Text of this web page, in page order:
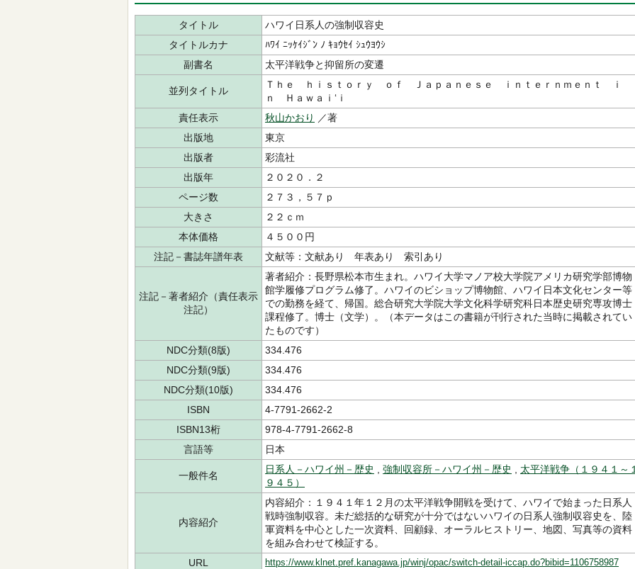
タイトル
ハワイ日系人の強制収容史
タイトルカナ
ﾊﾜｲ ﾆｯｹｲｼﾞﾝ ﾉ ｷｮｳｾｲ ｼｭｳﾖｳｼ
副書名
太平洋戦争と抑留所の変遷
並列タイトル
Ｔｈｅ ｈｉｓｔｏｒｙ ｏｆ Ｊａｐａｎｅｓｅ ｉｎｔｅｒｎｍｅｎｔ ｉ
ｎ Ｈａｗａｉ‘ｉ
責任表示
秋山かおり
／著
出版地
東京
出版者
彩流社
出版年
２０２０．２
ページ数
２７３，５７ｐ
大きさ
２２ｃｍ
本体価格
４５００円
注記－書誌年譜年表
文献等：文献あり 年表あり 索引あり
注記－著者紹介（責任表示
注記）
著者紹介：長野県松本市生まれ。ハワイ大学マノア校大学院アメリカ研究学部博物
館学履修プログラム修了。ハワイのビショップ博物館、ハワイ日本文化センター等
での勤務を経て、帰国。総合研究大学院大学文化科学研究科日本歴史研究専攻博士
課程修了。博士（文学）。（本データはこの書籍が刊行された当時に掲載されてい
たものです）
NDC分類(8版)
334.476
NDC分類(9版)
334.476
NDC分類(10版)
334.476
ISBN
4-7791-2662-2
ISBN13桁
978-4-7791-2662-8
言語等
日本
一般件名
日系人－ハワイ州－歴史 強制収容所－ハワイ州－歴史
太平洋戦争（１９４１～
９４５）
内容紹介
内容紹介：１９４１年１２月の太平洋戦争開戦を受けて、ハワイで始まった日系人
戦時強制収容。未だ総括的な研究が十分ではないハワイの日系人強制収容史を、陸
軍資料を中心とした一次資料、回顧録、オーラルヒストリー、地図、写真等の資料
を組み合わせて検証する。
URL
https://www.klnet.pref.kanagawa.jp/winj/opac/switch-detail-iccap.do?bibid=1106758987